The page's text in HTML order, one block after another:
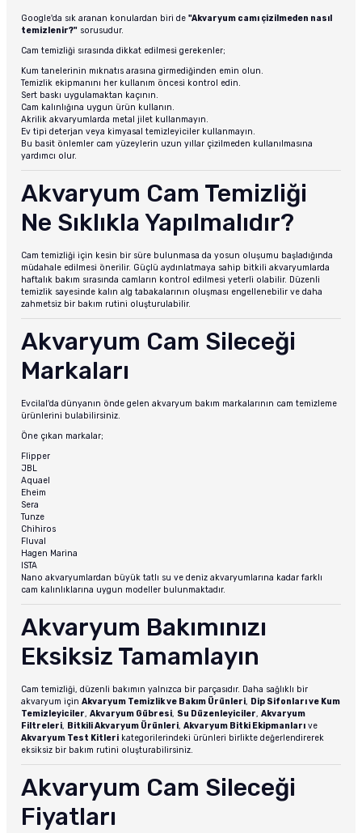
Google'da sık aranan konulardan biri de "Akvaryum camı çizilmeden nasıl
temizlenir?" sorusudur.
Cam temizliği sırasında dikkat edilmesi gerekenler;
Kum tanelerinin mıknatıs arasına girmediğinden emin olun.
Temizlik ekipmanını her kullanım öncesi kontrol edin.
Sert baskı uygulamaktan kaçının.
Cam kalınlığına uygun ürün kullanın.
Akrilik akvaryumlarda metal jilet kullanmayın.
Ev tipi deterjan veya kimyasal temizleyiciler kullanmayın.
Bu basit önlemler cam yüzeylerin uzun yıllar çizilmeden kullanılmasına
yardımcı olur.
Akvaryum Cam Temizliği
Ne Sıklıkla Yapılmalıdır?
Cam temizliği için kesin bir süre bulunmasa da yosun oluşumu başladığında
müdahale edilmesi önerilir. Güçlü aydınlatmaya sahip bitkili akvaryumlarda
haftalık bakım sırasında camların kontrol edilmesi yeterli olabilir. Düzenli
temizlik sayesinde kalın alg tabakalarının oluşması engellenebilir ve daha
zahmetsiz bir bakım rutini oluşturulabilir.
Akvaryum Cam Sileceği
Markaları
Evcilal'da dünyanın önde gelen akvaryum bakım markalarının cam temizleme
ürünlerini bulabilirsiniz.
Öne çıkan markalar;
Flipper
JBL
Aquael
Eheim
Sera
Tunze
Chihiros
Fluval
Hagen Marina
ISTA
Nano akvaryumlardan büyük tatlı su ve deniz akvaryumlarına kadar farklı
cam kalınlıklarına uygun modeller bulunmaktadır.
Akvaryum Bakımınızı
Eksiksiz Tamamlayın
Cam temizliği, düzenli bakımın yalnızca bir parçasıdır. Daha sağlıklı bir
akvaryum için Akvaryum Temizlik ve Bakım Ürünleri, Dip Sifonları ve Kum
Temizleyiciler, Akvaryum Gübresi, Su Düzenleyiciler, Akvaryum
Filtreleri, Bitkili Akvaryum Ürünleri, Akvaryum Bitki Ekipmanları ve
Akvaryum Test Kitleri kategorilerindeki ürünleri birlikte değerlendirerek
eksiksiz bir bakım rutini oluşturabilirsiniz.
Akvaryum Cam Sileceği
Fiyatları